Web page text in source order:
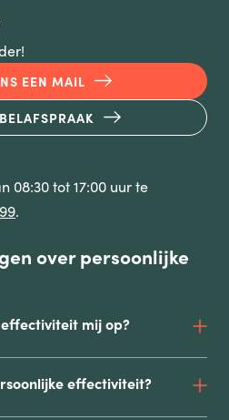
EEN MAIL
08:30 tot 17:00 uur te
.
over persoonlijke
mij op?
effectiviteit?